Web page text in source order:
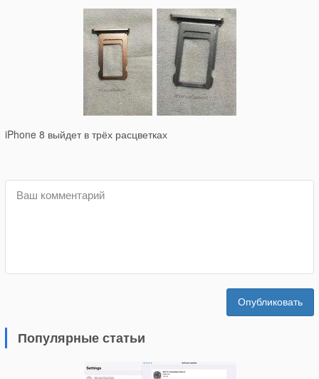
iPhone 8 выйдет в трёх расцветках
Опубликовать
Популярные статьи